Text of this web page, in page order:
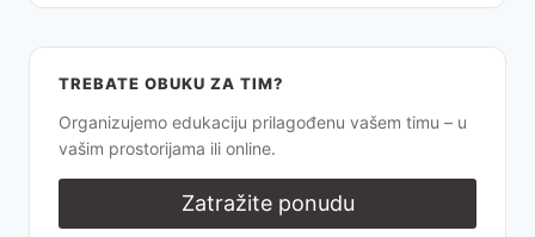
TREBATE OBUKU ZA TIM?
Organizujemo edukaciju prilagođenu vašem timu – u
vašim prostorijama ili online.
Zatražite ponudu